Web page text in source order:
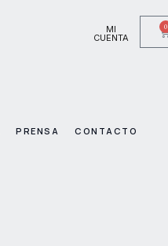
MI
CUENTA
0
PRENSA CONTACTO